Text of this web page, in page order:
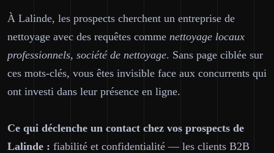
À Lalinde, les prospects cherchent un entreprise de
nettoyage avec des requêtes comme nettoyage locaux
professionnels, société de nettoyage. Sans page ciblée sur
ces mots-clés, vous êtes invisible face aux concurrents qui
ont investi dans leur présence en ligne.
Ce qui déclenche un contact chez vos prospects de
Lalinde : fiabilité et confidentialité — les clients B2B